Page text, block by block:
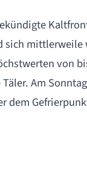
sich
von
Am
dem